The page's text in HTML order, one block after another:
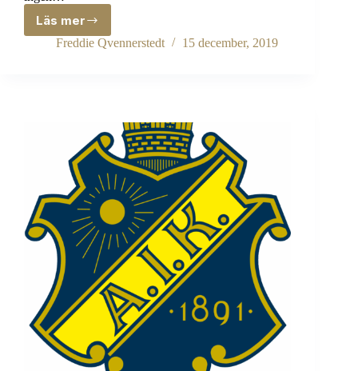
Läs merDamerna
fortsatt
Freddie Qvennerstedt 15 december, 2019